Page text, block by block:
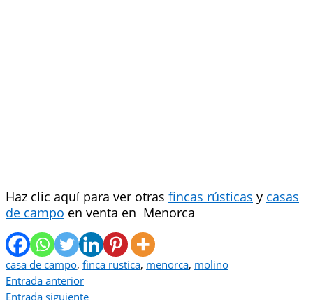
Haz clic aquí para ver otras fincas rústicas y casas
de campo en venta en Menorca
casa de campo, finca rustica, menorca, molino
Entrada anterior
Entrada siguiente